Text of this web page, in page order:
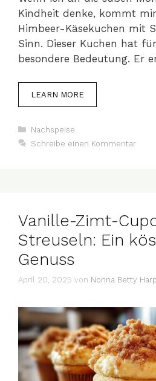
Kindheit denke, kommt
Himbeer-Käsekuchen mit
Sinn. Dieser Kuchen hat
besondere Bedeutung. Er
LEARN MORE
Kategorien
Nachspeise
Schreibe einen Kommentar
Vanille-Zimt-
Streuseln: Ein
Genuss
April 20, 2025 von Nonna Betty